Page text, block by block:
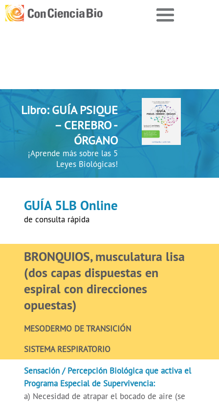
Libro: GUÍA PSIQUE
– CEREBRO -
ÓRGANO
¡Aprende más sobre las 5
Leyes Biológicas!
GUÍA 5LB Online
de consulta rápida
BRONQUIOS, musculatura lisa
(dos capas dispuestas en
espiral con direcciones
opuestas)
MESODERMO DE TRANSICIÓN
SISTEMA RESPIRATORIO
Sensación / Percepción Biológica que activa el
Programa Especial de Supervivencia:
a) Necesidad de atrapar el bocado de aire (se